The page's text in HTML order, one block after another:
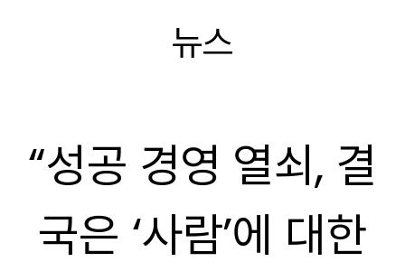
뉴스
“성공 경영 열쇠, 결
국은 ‘사람’에 대한